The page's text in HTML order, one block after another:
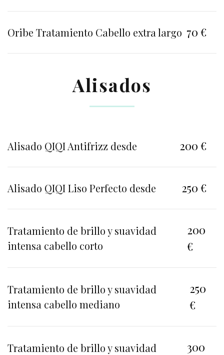
Oribe Tratamiento Cabello extra largo 70 €
Alisados
Alisado QIQI Antifrizz desde 200 €
Alisado QIQI Liso Perfecto desde 250 €
Tratamiento de brillo y suavidad
intensa cabello corto
200
€
Tratamiento de brillo y suavidad
intensa cabello mediano
250
€
Tratamiento de brillo y suavidad
300